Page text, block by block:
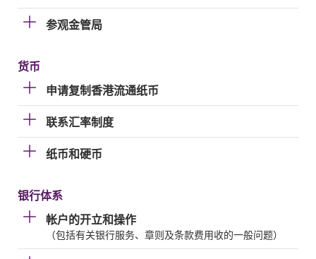
参观金管局
货币
申请复制香港流通纸币
联系汇率制度
纸币和硬币
银行体系
帐户的开立和操作
（包括有关银行服务、章则及条款费用收的一般问题）